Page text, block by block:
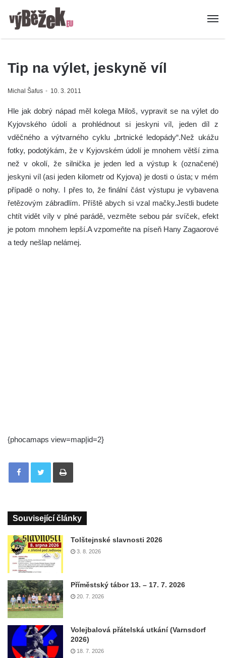
Tip na výlet, jeskyně víl
Michal Šafus 10. 3. 2011
Hle jak dobrý nápad měl kolega Miloš, vypravit se na výlet do
Kyjovského údolí a prohlédnout si jeskyni víl, jeden díl z
vděčného a výtvarného cyklu „brtnické ledopády“.Než ukážu
fotky, podotýkám, že v Kyjovském údolí je mnohem větší zima
než v okolí, že silnička je jeden led a výstup k (označené)
jeskyni víl (asi jeden kilometr od Kyjova) je dosti o ústa; v mém
případě o nohy. I přes to, že finální část výstupu je vybavena
řetězovým zábradlím. Příště abych si vzal mačky.Jestli budete
chtít vidět víly v plné parádě, vezměte sebou pár svíček, efekt
je potom mnohem lepší.A vzpomeňte na píseň Hany Zagaorové
a tedy nešlap nelámej.
{phocamaps view=map|id=2}
Tisknout
Související články
Tolštejnské slavnosti 2026
3. 8. 2026
Příměstský tábor 13. – 17. 7. 2026
20. 7. 2026
Volejbalová přátelská utkání (Varnsdorf
2026)
18. 7. 2026